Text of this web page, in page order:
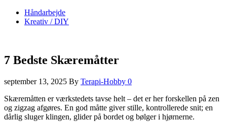
Håndarbejde
Kreativ / DIY
7 Bedste Skæremåtter
september 13, 2025 By Terapi-Hobby 0
Skæremåtten er værkstedets tavse helt – det er her forskellen på zen
og zigzag afgøres. En god måtte giver stille, kontrollerede snit; en
dårlig sluger klingen, glider på bordet og bølger i hjørnerne.